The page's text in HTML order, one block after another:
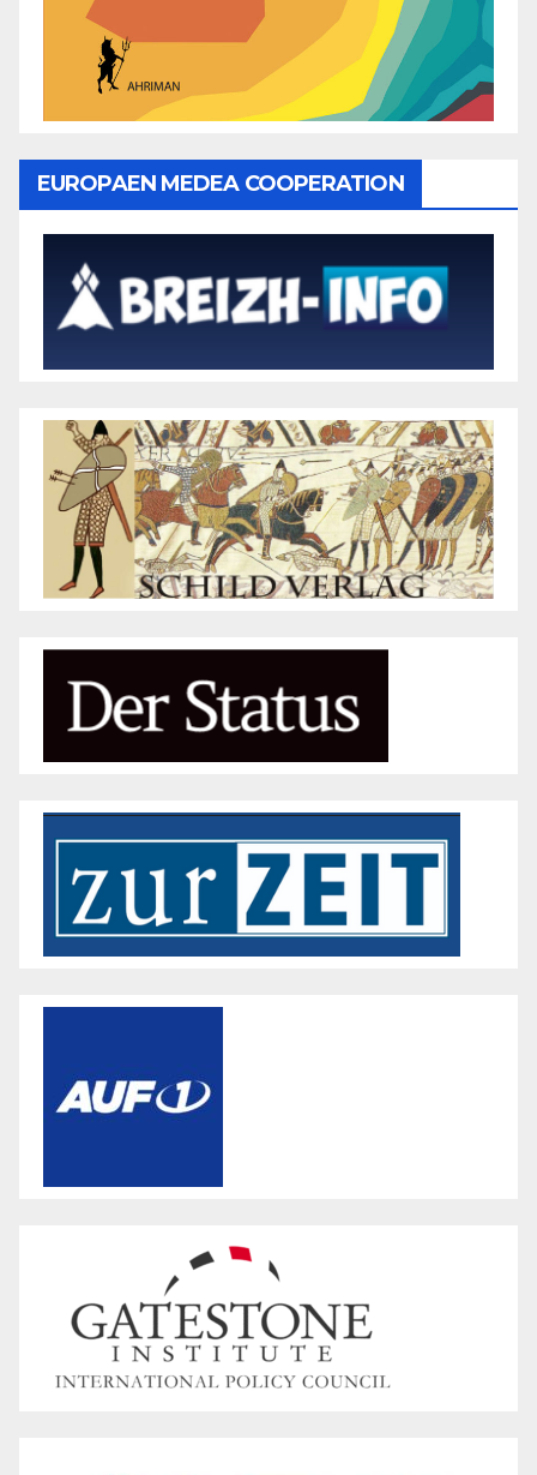
EUROPAEN MEDEA COOPERATION